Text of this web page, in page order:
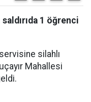
1 öğrenci
silahlı
Mahallesi